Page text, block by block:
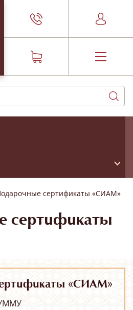
сертификаты «СИАМ»
сертификаты
«СИАМ»